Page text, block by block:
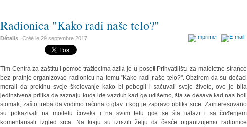
Radionica "Kako radi naše telo?"
Détails Créé le29 septembre 2017
Tim Centra za zaštitu i pomoć tražiocima azila je u poseti Prihvatilištu za maloletne strance
bez pratnje organizovao radionicu na temu "Kako radi naše telo?". Obzirom da su dečaci
morali da prekinu svoje školovanje kako bi pobegli i sačuvali svoje živote, ovo je bila
jedinstvena prilika da saznaju kuda ide vazduh kad ga udišemo, šta se desava kad nas boli
stomak, zašto treba da vodimo računa o glavi i kog je zapravo oblika srce. Zainteresovano
su pokazivali na modelu čoveka i na svom telu gde se šta nalazi i sa čuđenjem
komentarisali izgled srca. Na kraju su izrazili želju da česće organizujemo radionice